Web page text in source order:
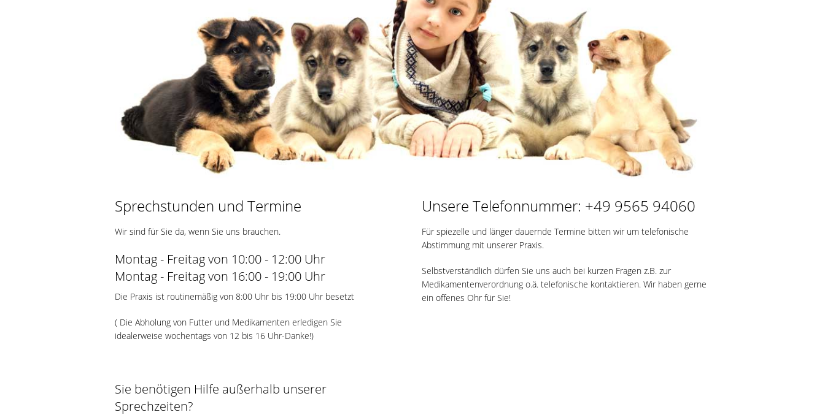
Sprechstunden und Termine
Wir sind für Sie da, wenn Sie uns brauchen.
Montag - Freitag von 10:00 - 12:00 Uhr
Montag - Freitag von 16:00 - 19:00 Uhr
Die Praxis ist routinemäßig von 8:00 Uhr bis 19:00 Uhr besetzt
( Die Abholung von Futter und Medikamenten erledigen Sie
idealerweise wochentags von 12 bis 16 Uhr-Danke!)
Sie benötigen Hilfe außerhalb unserer
Sprechzeiten?
Unsere Telefonnummer: +49 9565 94060
Für spiezelle und länger dauernde Termine bitten wir um telefonische
Abstimmung mit unserer Praxis.
Selbstverständlich dürfen Sie uns auch bei kurzen Fragen z.B. zur
Medikamentenverordnung o.ä. telefonische kontaktieren. Wir haben gerne
ein offenes Ohr für Sie!